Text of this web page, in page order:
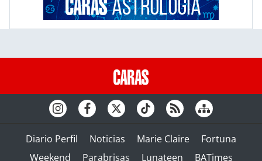
Diario Perfil Noticias Marie Claire
Fortuna
Weekend
Parabrisas Lunateen BATimes